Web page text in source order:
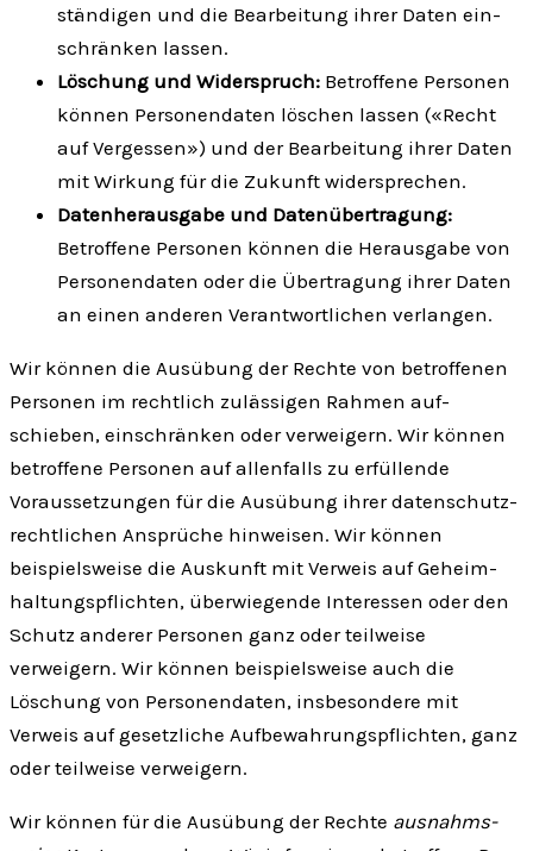
ständigen und die Bear­beitung ihrer Daten ein­
schränken lassen.
Löschung und Widerspruch: Betroffene Personen
können Personen­daten löschen lassen («Recht
auf Ver­gessen») und der Bear­beitung ihrer Daten
mit Wirkung für die Zukunft wider­sprechen.
Datenherausgabe und Datenübertragung:
Betroffene Personen können die Heraus­gabe von
Personen­daten oder die Übe­rtragung ihrer Daten
an einen anderen Verant­wortlichen verlangen.
Wir können die Ausübung der Rechte von betroffenen
Personen im recht­lich zu­lässigen Rahmen auf­
schieben, ein­schränken oder ver­weigern. Wir können
betroffene Personen auf allen­falls zu erfüllende
Voraus­setzungen für die Ausübung ihrer daten­schutz­
rechtlichen Ansprüche hinweisen. Wir können
beispiels­weise die Aus­kunft mit Ver­weis auf Geheim­
haltungs­pflichten, überwiegende Inter­essen oder den
Schutz anderer Personen ganz oder teil­weise
verweigern. Wir können beispielsweise auch die
Löschung von Personen­daten, ins­besondere mit
Verweis auf gesetz­liche Auf­bewahrungs­pflichten, ganz
oder teil­weise verweigern.
Wir können für die Aus­übung der Rechte ausnahms­